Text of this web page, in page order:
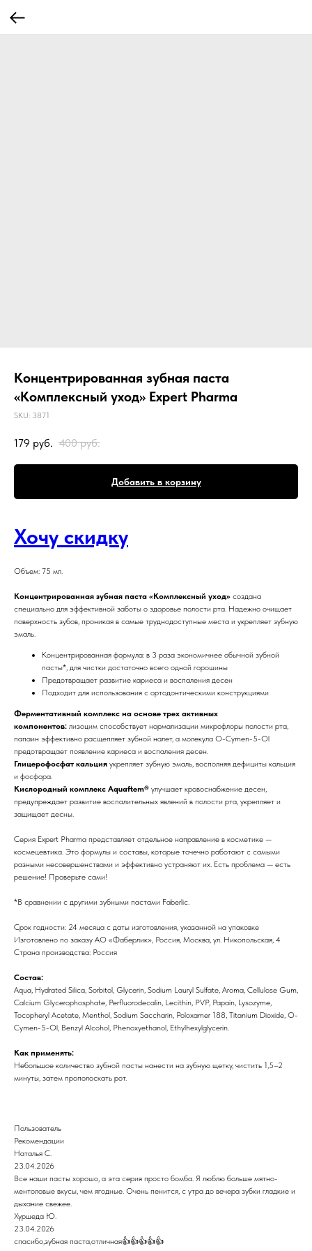
Концентрированная зубная паста
«Комплексный уход» Expert Pharma
SKU: 3871
179 руб. 400 руб.
Добавить в корзину
Хочу скидку
Объем: 75 мл.
Концентрированная зубная паста «Комплексный уход» создана
специально для эффективной заботы о здоровье полости рта. Надежно очищает
поверхность зубов, проникая в самые труднодоступные места и укрепляет зубную
эмаль.
Концентрированная формула: в 3 раза экономичнее обычной зубной
пасты*, для чистки достаточно всего одной горошины
Предотвращает развитие кариеса и воспаления десен
Подходит для использования с ортодонтическими конструкциями
Ферментативный комплекс на основе трех активных
компонентов: лизоцим способствует нормализации микрофлоры полости рта,
папаин эффективно расщепляет зубной налет, а молекула О-Cymen-5-Ol
предотвращает появление кариеса и воспаления десен.
Глицерофосфат кальция укрепляет зубную эмаль, восполняя дефициты кальция
и фосфора.
Кислородный комплекс Aquaftem® улучшает кровоснабжение десен,
предупреждает развитие воспалительных явлений в полости рта, укрепляет и
защищает десны.
Серия Expert Pharma представляет отдельное направление в косметике —
космецевтика. Это формулы и составы, которые точечно работают с самыми
разными несовершенствами и эффективно устраняют их. Есть проблема — есть
решение! Проверьте сами!
*В сравнении с другими зубными пастами Faberlic.
Срок годности: 24 месяца с даты изготовления, указанной на упаковке
Изготовлено по заказу АО «Фаберлик», Россия, Москва, ул. Никопольская, 4
Страна производства: Россия
Состав:
Aqua, Hydrated Silica, Sorbitol, Glycerin, Sodium Lauryl Sulfate, Aroma, Cellulose Gum,
Calcium Glycerophosphate, Perfluorodecalin, Lecithin, PVP, Papain, Lysozyme,
Tocopheryl Acetate, Menthol, Sodium Saccharin, Poloxamer 188, Titanium Dioxide, O-
Cymen-5-Ol, Benzyl Alcohol, Phenoxyethanol, Ethylhexylglycerin.
Как применять:
Небольшое количество зубной пасты нанести на зубную щетку, чистить 1,5–2
минуты, затем прополоскать рот.
Пользователь
Рекомендации
Наталья С.
23.04.2026
Все наши пасты хорошо, а эта серия просто бомба. Я люблю больше мятно-
ментоловые вкусы, чем ягодные. Очень пенится, с утра до вечера зубки гладкие и
дыхание свежее.
Хуршеда Ю.
23.04.2026
спасибо,зубная паста,отличная👍👍👍👍👍